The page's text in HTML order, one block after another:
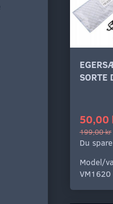
SORTE
50,00
199,00 kr
Du
Model/
VM1620